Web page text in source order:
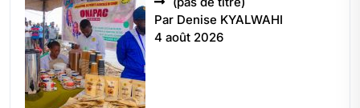
5496
Par Denise KYALWAHI
4 août 2026